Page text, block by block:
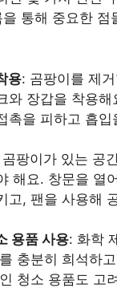
통해 중요한 점
용: 곰팡이를 제
와 장갑을 착용해
촉을 피하고 흡입
곰팡이가 있는 공
해요. 창문을 열
고, 팬을 사용해
용품 사용: 화학
충분히 희석하
청소 용품도 고